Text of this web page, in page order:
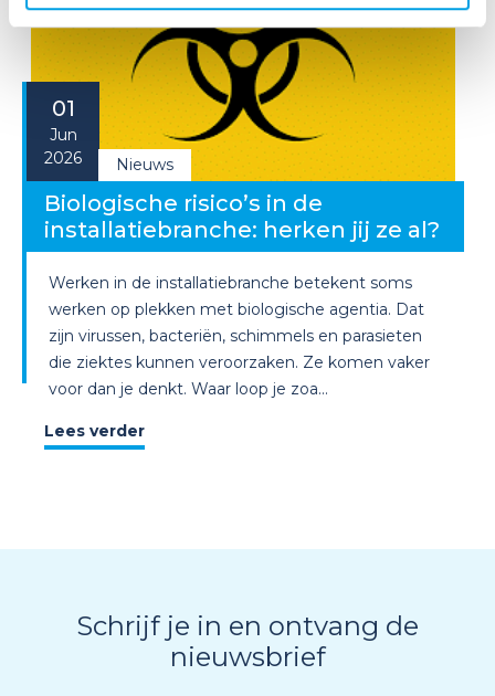
01
Jun
2026
Nieuws
Biologische risico’s in de
installatiebranche: herken jij ze al?
Werken in de installatiebranche betekent soms
werken op plekken met biologische agentia. Dat
zijn virussen, bacteriën, schimmels en parasieten
die ziektes kunnen veroorzaken. Ze komen vaker
voor dan je denkt. Waar loop je zoa...
Lees verder
Schrijf je in en ontvang de
nieuwsbrief